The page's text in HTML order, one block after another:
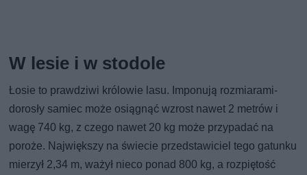
W lesie i w stodole
Łosie to prawdziwi królowie lasu. Imponują rozmiarami-
dorosły samiec może osiągnąć wzrost nawet 2 metrów i
wagę 740 kg, z czego nawet 20 kg może przypadać na
poroże. Największy na świecie przedstawiciel tego gatunku
mierzył 2,34 m, ważył nieco ponad 800 kg, a rozpiętość